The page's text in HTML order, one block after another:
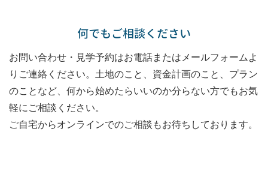
何でもご相談ください
お問い合わせ・見学予約はお電話またはメールフォームよ
りご連絡ください。土地のこと、資金計画のこと、プラン
のことなど、何から始めたらいいのか分らない方でもお気
軽にご相談ください。
ご自宅からオンラインでのご相談もお待ちしております。